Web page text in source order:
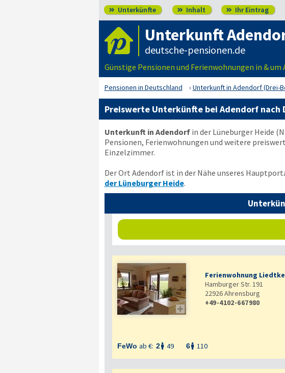
 Unterkünfte  Inhalt  Ihr Eintrag
Unterkunft
deutsche-pensionen.de
Günstige Pensionen und Ferienwohnungen in & um
Pensionen in Deutschland Unterkunft in Adendorf (Drei-
Preiswerte Unterkünfte bei Adendorf nach
Unterkunft in Adendorfin der Lüneburger Heide
Pensionen, Ferienwohnungen und weitere
Einzelzimmer.
Der Ort Adendorf ist in der Nähe unseres
der Lüneburger Heide.

Ferienwohnung Liedtke
Hamburger Str. 191
22926Ahrensburg
+49-4102-667980
FeWo ab €: 2 49 6 110